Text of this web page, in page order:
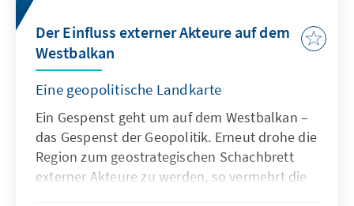
Der Einfluss externer Akteure auf dem
Westbalkan
Eine geopolitische Landkarte
Ein Gespenst geht um auf dem Westbalkan –
das Gespenst der Geopolitik. Erneut drohe die
Region zum geostrategischen Schachbrett
externer Akteure zu werden, so vermehrt die